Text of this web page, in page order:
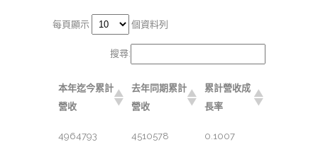
每頁顯示 個資料列
搜尋:
本年迄今累計
營收
去年同期累計
營收
累計營收成
長率
4964793 4510578 0.1007